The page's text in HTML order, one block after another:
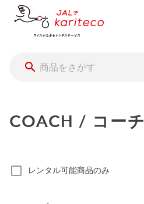
COACH / コーチ
レンタル可能商品のみ